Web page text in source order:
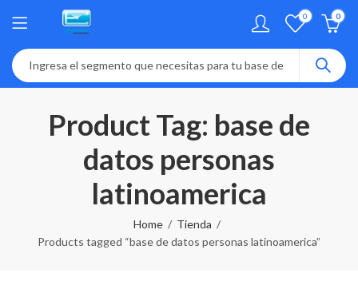
0 0
Product Tag: base de
datos personas
latinoamerica
Home
Tienda
Products tagged “base de datos personas latinoamerica”